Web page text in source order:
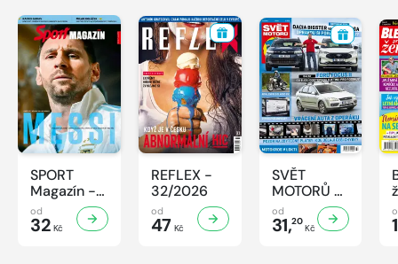
SPORT
Magazín -
32/2026
od
32 Kč
REFLEX -
32/2026
od
47 Kč
SVĚT
MOTORŮ -
32/2026
od
31,20
Kč